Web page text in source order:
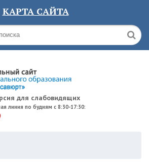
КАРТА САЙТА
для слабовидящих
линия по будням с 8:30-17:30: